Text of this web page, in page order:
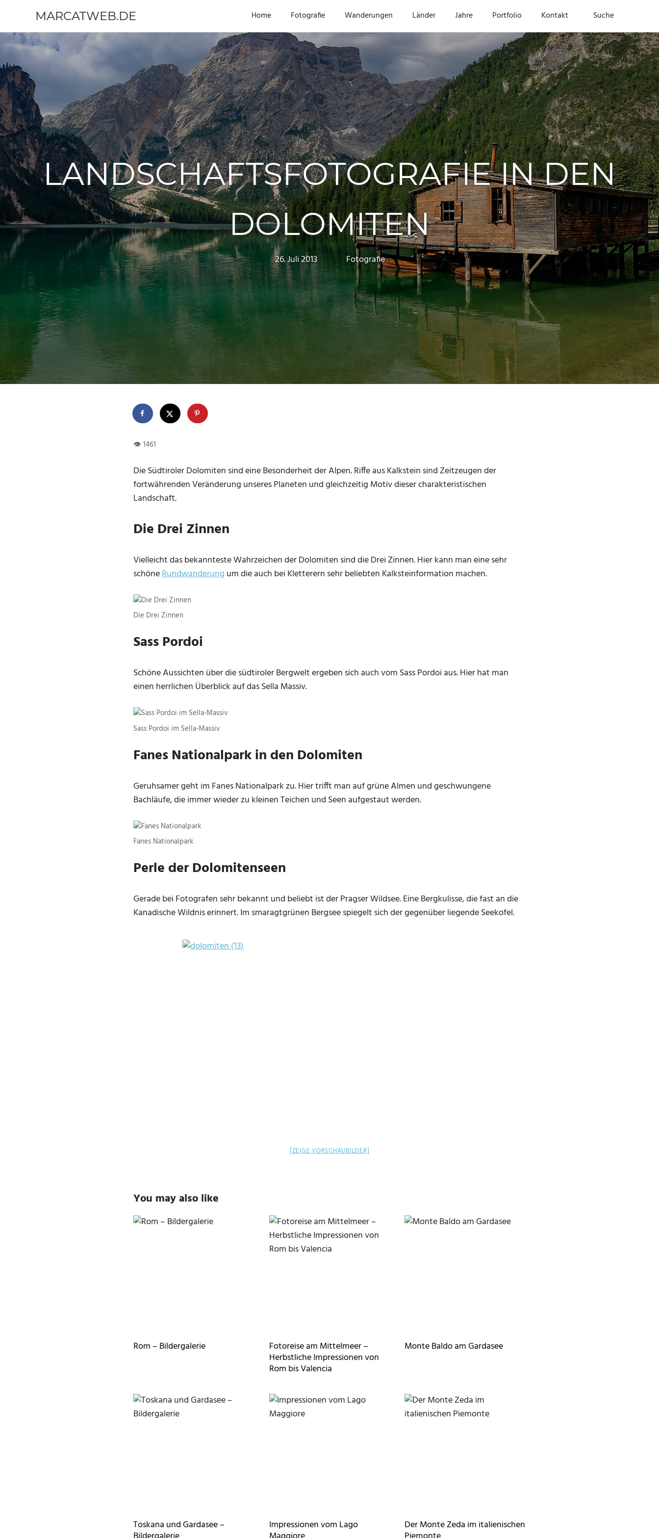
Zum
Inhalt
springen
MARCATWEB.DE
Fotografie
&
Reise
Home Fotografie Wanderungen Länder Jahre Portfolio Kontakt Suche
LANDSCHAFTSFOTOGRAFIE IN DEN
DOLOMITEN
26. Juli 2013 Marc
Fotografie
Die Südtiroler Dolomiten sind eine Besonderheit der Alpen. Riffe aus Kalkstein sind Zeitzeugen der
fortwährenden Veränderung unseres Planeten und gleichzeitig Motiv dieser charakteristischen
Landschaft.
Die Drei Zinnen
Vielleicht das bekannteste Wahrzeichen der Dolomiten sind die Drei Zinnen. Hier kann man eine sehr
schöneRundwanderung um die auch bei Kletterern sehr beliebten Kalksteinformation machen.
Die Drei Zinnen
Sass Pordoi
Schöne Aussichten über die südtiroler Bergwelt ergeben sich auch vom Sass Pordoi aus. Hier hat man
einen herrlichen Überblick auf das Sella Massiv.
Sass Pordoi im Sella-Massiv
Fanes Nationalpark in den Dolomiten
Geruhsamer geht im Fanes Nationalpark zu. Hier trifft man auf grüne Almen und geschwungene
Bachläufe, die immer wieder zu kleinen Teichen und Seen aufgestaut werden.
Fanes Nationalpark
Perle der Dolomitenseen
Gerade bei Fotografen sehr bekannt und beliebt ist der Pragser Wildsee. Eine Bergkulisse, die fast an die
Kanadische Wildnis erinnert. Im smaragtgrünen Bergsee spiegelt sich der gegenüber liegende Seekofel.
[ZEIGE VORSCHAUBILDER]
You may also like
Rom – Bildergalerie Fotoreise am Mittelmeer –
Herbstliche Impressionen von
Rom bis Valencia
Monte Baldo am Gardasee
Toskana und Gardasee – Impressionen vom Lago Der Monte Zeda im italienischen